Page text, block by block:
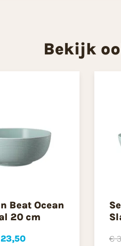
Bekijk
Beat Ocean
20 cm
€